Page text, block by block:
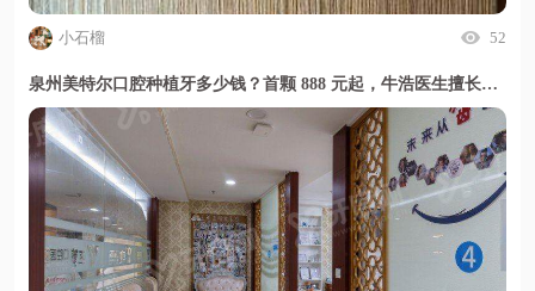
小石榴 52
泉州美特尔口腔种植牙多少钱？首颗 888 元起，牛浩医生擅长疑难种植，甜伊严选小程序一键了解详情